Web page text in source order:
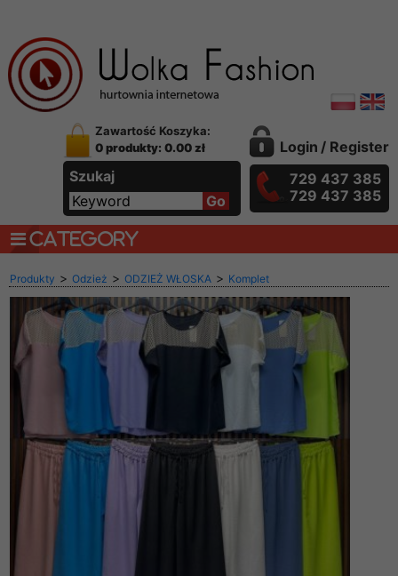
Zawartość Koszyka:
0 produkty: 0.00 zł
Szukaj
Login / Register
729 437 385
729 437 385
CATEGORY
Produkty > Odzież > ODZIEŻ WŁOSKA > Komplet